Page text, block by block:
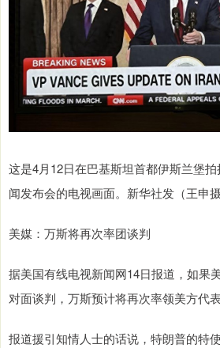
这是4月12日在巴基斯坦首都伊斯兰堡
闻发布会的电视画面。新华社发（王申摄
美媒：万斯将再次率团谈判
据美国有线电视新闻网14日报道，如果
对面谈判，万斯预计将再次率领美方代表
报道援引知情人士的话说，特朗普的特